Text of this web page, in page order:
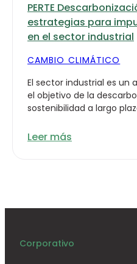
PERTE
estrategias para
en el sector industrial
CAMBIO CLIMÁTICO
El sector industrial es un
el objetivo de la
sostenibilidad a largo
Leer más
Corporativo